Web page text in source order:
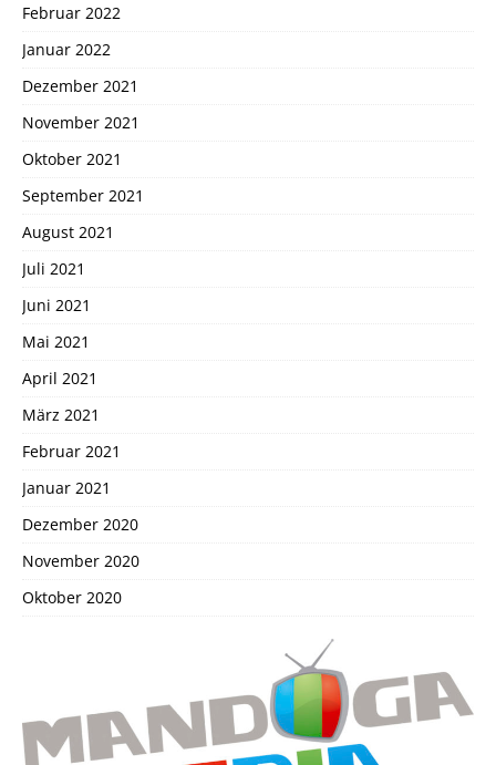
Februar 2022
Januar 2022
Dezember 2021
November 2021
Oktober 2021
September 2021
August 2021
Juli 2021
Juni 2021
Mai 2021
April 2021
März 2021
Februar 2021
Januar 2021
Dezember 2020
November 2020
Oktober 2020